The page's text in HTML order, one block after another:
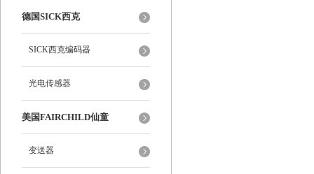
德国SICK西克
SICK西克编码器
光电传感器
美国FAIRCHILD仙童
变送器